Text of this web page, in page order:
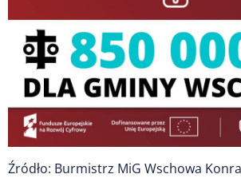
Źródło: Burmistrz MiG Wschowa